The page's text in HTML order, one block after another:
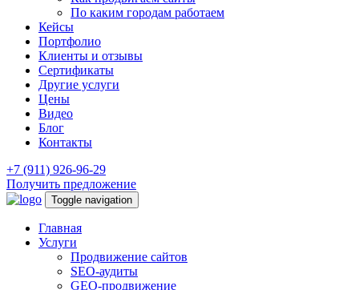
По каким городам работаем
Кейсы
Портфолио
Клиенты и отзывы
Сертификаты
Другие услуги
Цены
Видео
Блог
Контакты
+7 (911) 926-96-29
Получить предложение
Toggle navigation
Главная
Услуги
Продвижение сайтов
SEO-аудиты
GEO-продвижение